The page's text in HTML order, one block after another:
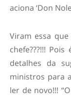
aciona ‘Don
Viram essa
chefe???!!!
detalhes da
ministros para
ler de novo!!!